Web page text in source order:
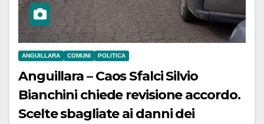
ANGUILLARA COMUNI POLITICA
Anguillara – Caos Sfalci Silvio
Bianchini chiede revisione accordo.
Scelte sbagliate ai danni dei